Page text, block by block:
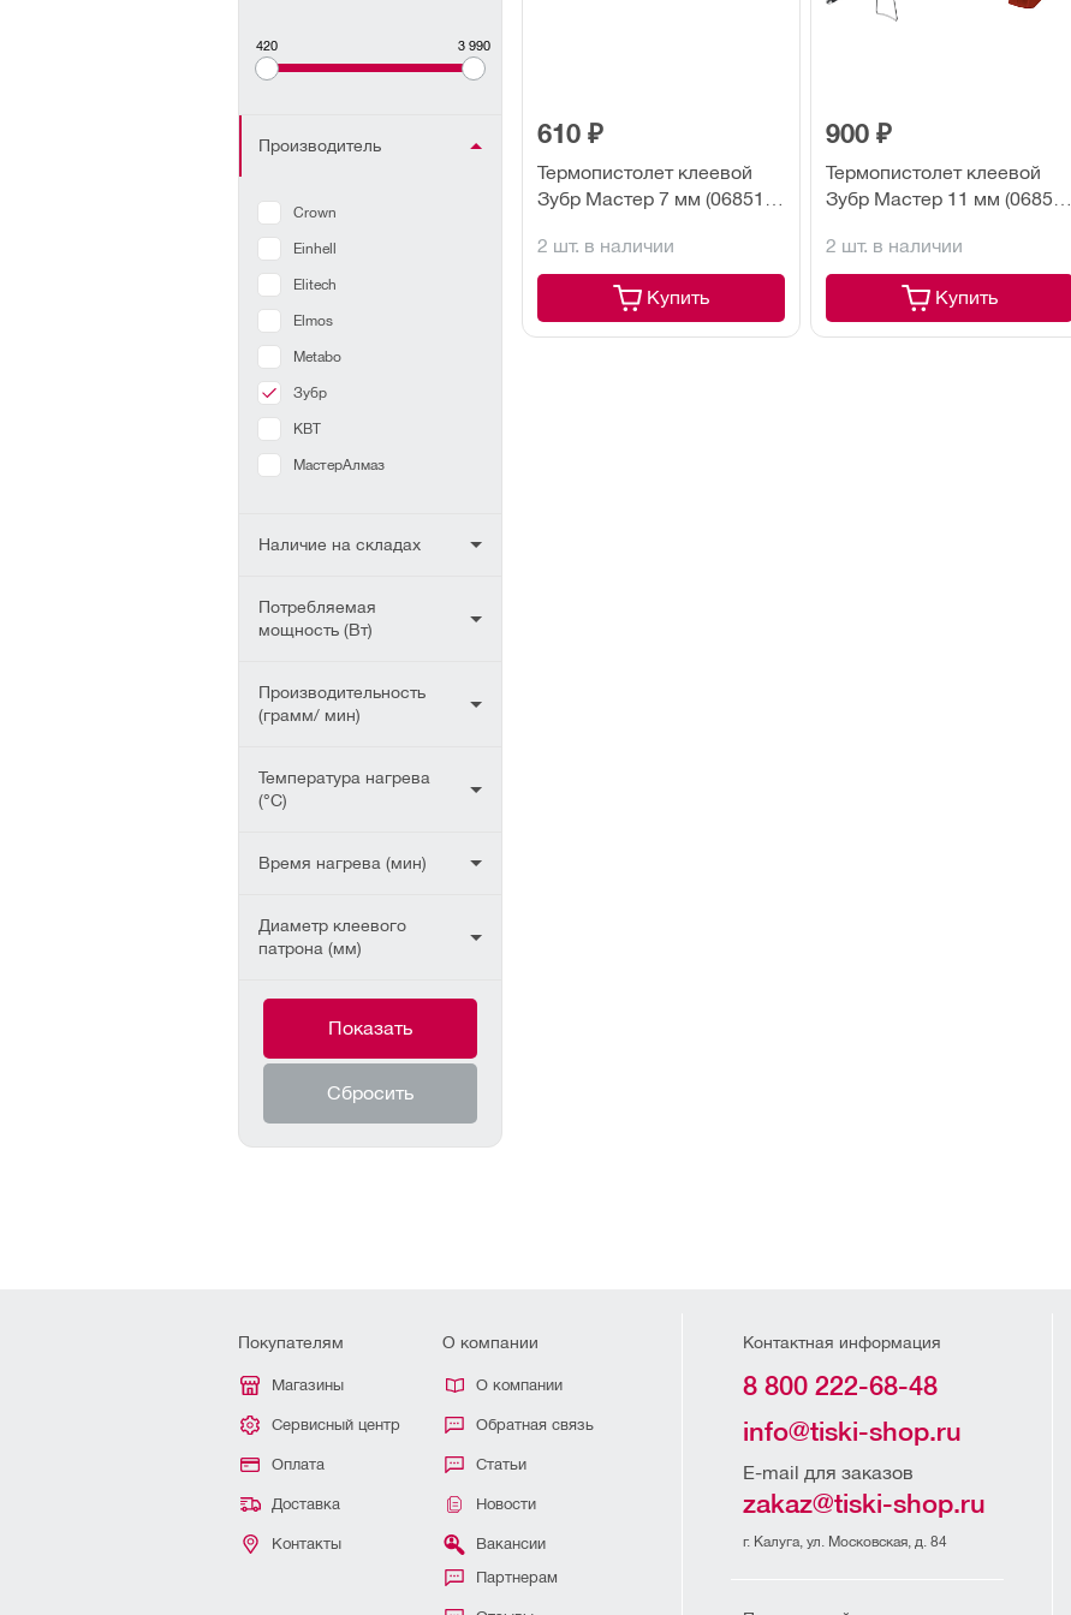
420 3 990
Производитель
Crown
Einhell
Elitech
Elmos
Metabo
Зубр
КВТ
МастерАлмаз
Наличие на складах
Потребляемая
мощность (Вт)
Производительность
(грамм/ мин)
Температура нагрева
(°С)
Время нагрева (мин)
Диаметр клеевого
патрона (мм)
610 ₽
Термопистолет клеевой
Зубр Мастер 7 мм (06851-
2 шт. в наличии
Купить
900 ₽
Термопистолет клеевой
Зубр Мастер 11 мм (06851-
2 шт. в наличии
Купить
Покупателям
Магазины
Сервисный центр
Оплата
Доставка
Контакты
О компании
О компании
Обратная связь
Статьи
Новости
Вакансии
Партнерам
Контактная информация
8 800 222-68-48
info@tiski-shop.ru
E-mail для заказов
zakaz@tiski-shop.ru
г. Калуга, ул. Московская, д. 84